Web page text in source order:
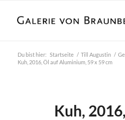
Du bist hier: Startseite / Till Augustin /
Kuh, 2016, Öl auf Aluminium, 59 x 59 cm
Kuh,